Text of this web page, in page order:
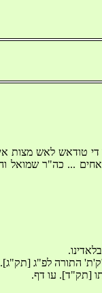
טודאש לאש מצות אין
... כה"ר שמואל
התורה לפ"ג [תק"ג].
[תק"ד]. עו דף.